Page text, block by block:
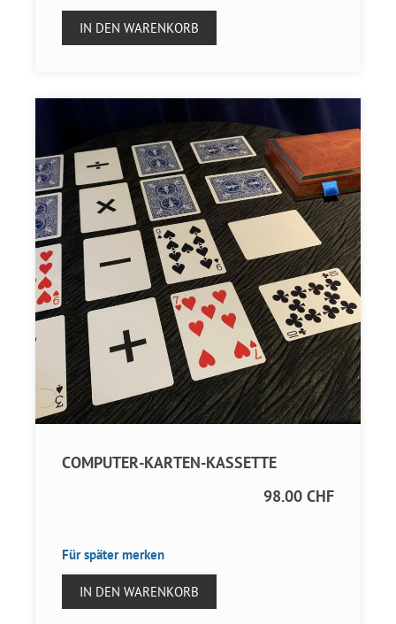
IN DEN WARENKORB
COMPUTER-KARTEN-KASSETTE
98.00 CHF
Für später merken
IN DEN WARENKORB